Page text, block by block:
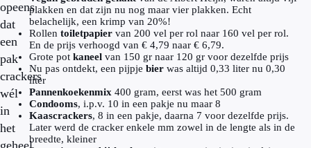
opeens
dat
een
pak
crackers
wél
in
het
geheel
plakken en dat zijn nu nog maar vier plakken. Echt
belachelijk, een krimp van 20%!
Rollen toiletpapier van 200 vel per rol naar 160 vel per rol.
En de prijs verhoogd van € 4,79 naar € 6,79.
Grote pot kaneel van 150 gr naar 120 gr voor dezelfde prijs
Nu pas ontdekt, een pijpje bier was altijd 0,33 liter nu 0,30
liter
Pannenkoekenmix 400 gram, eerst was het 500 gram
Condooms, i.p.v. 10 in een pakje nu maar 8
Kaascrackers, 8 in een pakje, daarna 7 voor dezelfde prijs.
Later werd de cracker enkele mm zowel in de lengte als in de
breedte, kleiner